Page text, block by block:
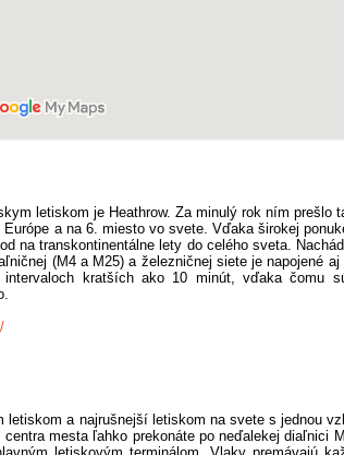
letiskom je Heathrow. Za minulý rok ním prešlo
a na 6. miesto vo svete. Vďaka širokej
na transkontinentálne lety do celého sveta.
(M4 a M25) a železničnej siete je napojené aj
kratších ako 10 minút, vďaka čomu
a najrušnejší letiskom na svete s jednou
mesta ľahko prekonáte po neďalekej diaľnici